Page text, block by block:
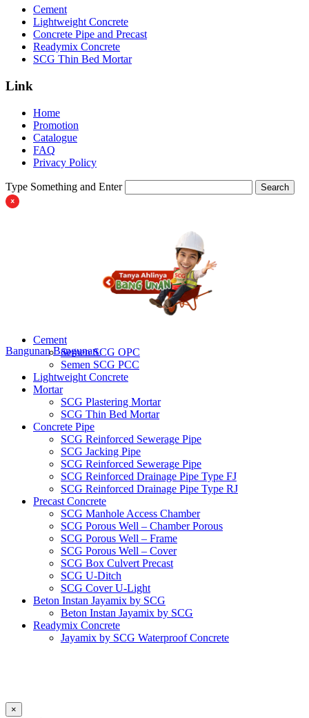
Cement
Lightweight Concrete
Concrete Pipe and Precast
Readymix Concrete
SCG Thin Bed Mortar
Link
Home
Promotion
Catalogue
FAQ
Privacy Policy
Type Something and Enter Search
Bangunan Bangunan
Cement
Semen SCG OPC
Semen SCG PCC
Lightweight Concrete
Mortar
SCG Plastering Mortar
SCG Thin Bed Mortar
Concrete Pipe
SCG Reinforced Sewerage Pipe
SCG Jacking Pipe
SCG Reinforced Sewerage Pipe
SCG Reinforced Drainage Pipe Type FJ
SCG Reinforced Drainage Pipe Type RJ
Precast Concrete
SCG Manhole Access Chamber
SCG Porous Well – Chamber Porous
SCG Porous Well – Frame
SCG Porous Well – Cover
SCG Box Culvert Precast
SCG U-Ditch
SCG Cover U-Light
Beton Instan Jayamix by SCG
Beton Instan Jayamix by SCG
Readymix Concrete
Jayamix by SCG Waterproof Concrete
×